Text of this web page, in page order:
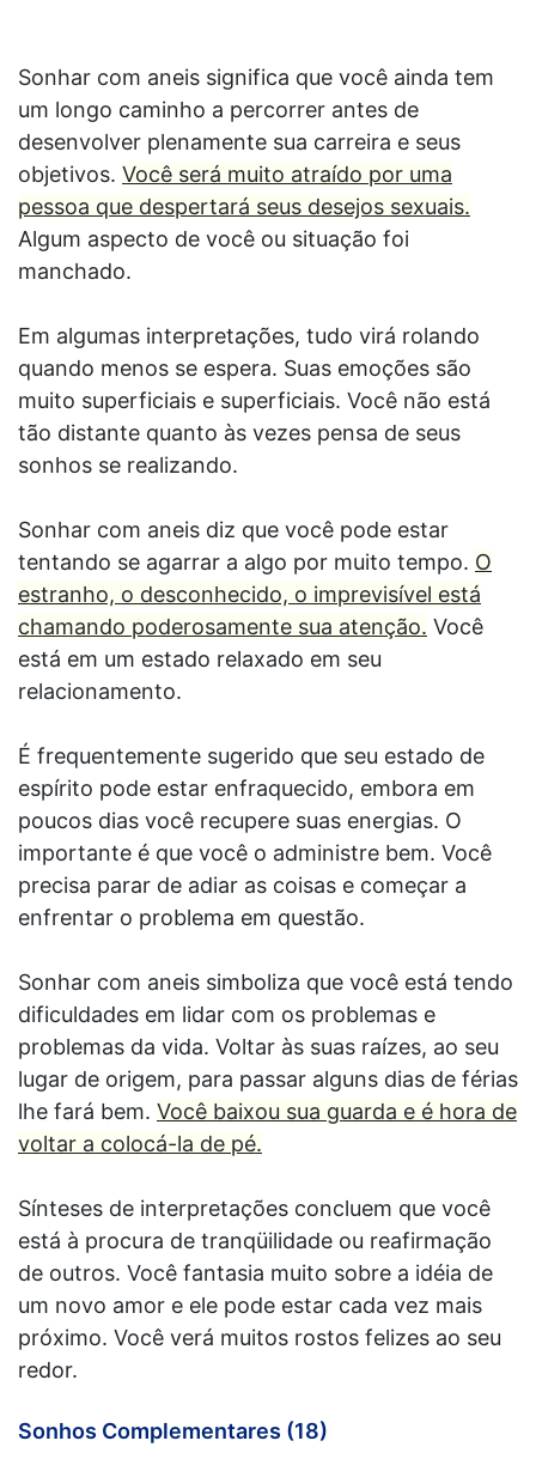
Sonhar com aneis significa que você ainda tem
um longo caminho a percorrer antes de
desenvolver plenamente sua carreira e seus
objetivos. Você será muito atraído por uma
pessoa que despertará seus desejos sexuais.
Algum aspecto de você ou situação foi
manchado.
Em algumas interpretações, tudo virá rolando
quando menos se espera. Suas emoções são
muito superficiais e superficiais. Você não está
tão distante quanto às vezes pensa de seus
sonhos se realizando.
Sonhar com aneis diz que você pode estar
tentando se agarrar a algo por muito tempo. O
estranho, o desconhecido, o imprevisível está
chamando poderosamente sua atenção. Você
está em um estado relaxado em seu
relacionamento.
É frequentemente sugerido que seu estado de
espírito pode estar enfraquecido, embora em
poucos dias você recupere suas energias. O
importante é que você o administre bem. Você
precisa parar de adiar as coisas e começar a
enfrentar o problema em questão.
Sonhar com aneis simboliza que você está tendo
dificuldades em lidar com os problemas e
problemas da vida. Voltar às suas raízes, ao seu
lugar de origem, para passar alguns dias de férias
lhe fará bem. Você baixou sua guarda e é hora de
voltar a colocá-la de pé.
Sínteses de interpretações concluem que você
está à procura de tranqüilidade ou reafirmação
de outros. Você fantasia muito sobre a idéia de
um novo amor e ele pode estar cada vez mais
próximo. Você verá muitos rostos felizes ao seu
redor.
Sonhos Complementares (18)